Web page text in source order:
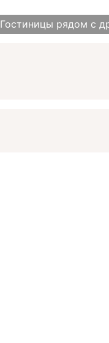
Гостиницы рядом с